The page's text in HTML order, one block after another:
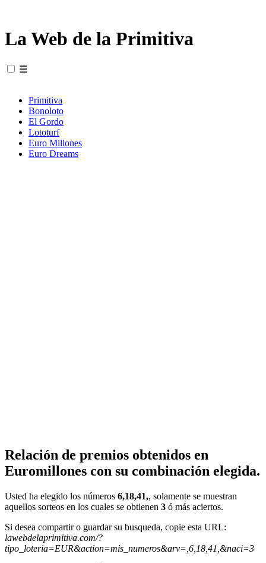
La Web de la Primitiva
☰
Primitiva
Bonoloto
El Gordo
Lototurf
Euro Millones
Euro Dreams
Relación de premios obtenidos en
Euromillones con su combinación elegida.
Usted ha elegido los números 6,18,41,, solamente se muestran
aquellos sorteos en los cuales se obtienen 3 ó más aciertos.
Si desea compartir o guardar su busqueda, copie esta URL:
lawebdelaprimitiva.com/?
tipo_loteria=EUR&action=mis_numeros&arv=,6,18,41,&naci=3